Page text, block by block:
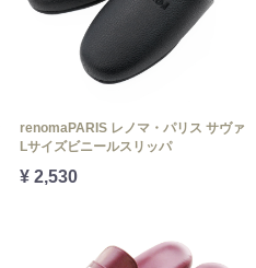
renomaPARIS レノマ・パリス サヴァ
Lサイズビニールスリッパ
¥ 2,530